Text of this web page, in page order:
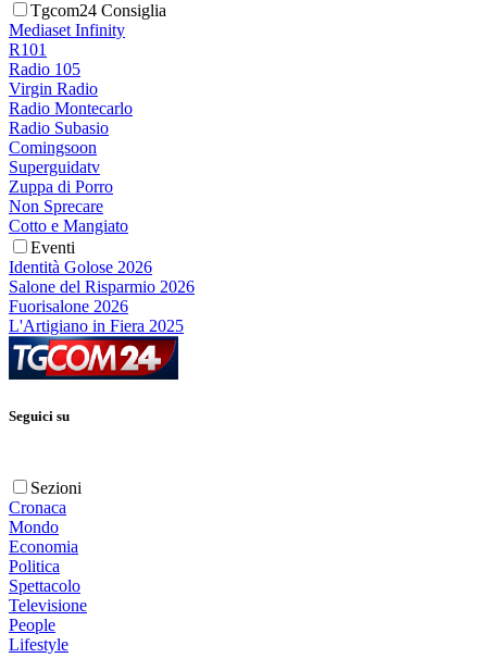
Tgcom24 Consiglia
Mediaset Infinity
R101
Radio 105
Virgin Radio
Radio Montecarlo
Radio Subasio
Comingsoon
Superguidatv
Zuppa di Porro
Non Sprecare
Cotto e Mangiato
Eventi
Identità Golose 2026
Salone del Risparmio 2026
Fuorisalone 2026
L'Artigiano in Fiera 2025
Seguici su
Sezioni
Cronaca
Mondo
Economia
Politica
Spettacolo
Televisione
People
Lifestyle